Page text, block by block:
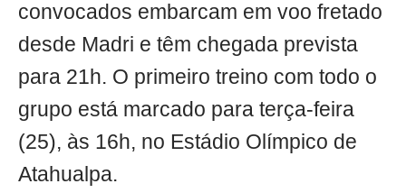
convocados embarcam em voo fretado
desde Madri e têm chegada prevista
para 21h. O primeiro treino com todo o
grupo está marcado para terça-feira
(25), às 16h, no Estádio Olímpico de
Atahualpa.